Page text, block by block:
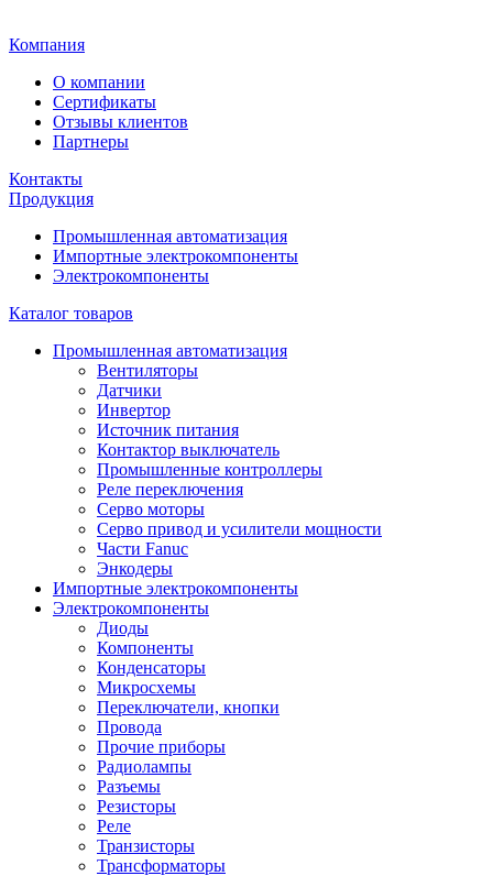
Компания
О компании
Сертификаты
Отзывы клиентов
Партнеры
Контакты
Продукция
Промышленная автоматизация
Импортные электрокомпоненты
Электрокомпоненты
Каталог товаров
Промышленная автоматизация
Вентиляторы
Датчики
Инвертор
Источник питания
Контактор выключатель
Промышленные контроллеры
Реле переключения
Серво моторы
Серво привод и усилители мощности
Части Fanuc
Энкодеры
Импортные электрокомпоненты
Электрокомпоненты
Диоды
Компоненты
Конденсаторы
Микросхемы
Переключатели, кнопки
Провода
Прочие приборы
Радиолампы
Разъемы
Резисторы
Реле
Транзисторы
Трансформаторы